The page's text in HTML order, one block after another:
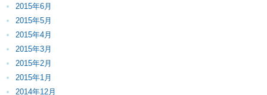
2015年6月
2015年5月
2015年4月
2015年3月
2015年2月
2015年1月
2014年12月